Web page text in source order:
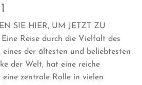
SIE HIER, UM JETZT ZU
Reise durch die Vielfalt des
eines der ältesten und beliebtesten
der Welt, hat eine reiche
eine zentrale Rolle in vielen